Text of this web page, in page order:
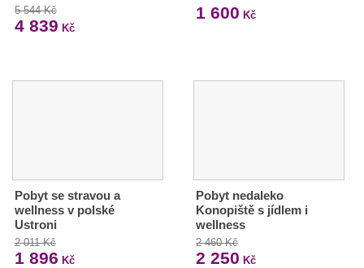
5 544 Kč
4 839 Kč
1 600 Kč
Pobyt se stravou a
wellness v polské
Ustroni
2 011 Kč
1 896 Kč
Pobyt nedaleko
Konopiště s jídlem i
wellness
2 460 Kč
2 250 Kč